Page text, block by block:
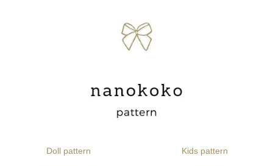
Doll pattern Kids pattern